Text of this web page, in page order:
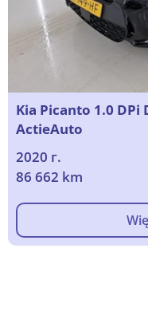
Kia Picanto 1.0 DPi
ActieAuto
2020 г.
86 662 km